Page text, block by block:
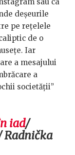
deșeurile
pe rețelele
de o
Iar
a mesajului
a
societății”
iad/
Radnička